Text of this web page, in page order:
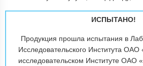
ИСПЫТАНО!
Продукция прошла испытания в
Исследовательского Института
исследовательском Институте